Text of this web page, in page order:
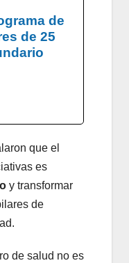
de
de 25
que el
es
y transformar
de
de salud no es